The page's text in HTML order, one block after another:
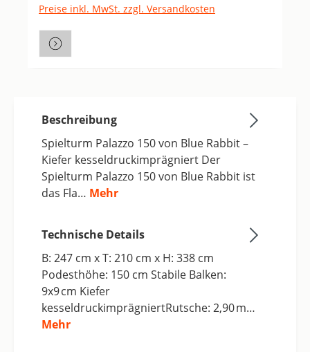
Preise inkl. MwSt. zzgl. Versandkosten
Beschreibung
Spielturm Palazzo 150 von Blue Rabbit –
Kiefer kesseldruckimprägniert Der
Spielturm Palazzo 150 von Blue Rabbit ist
das Fla… Mehr
Technische Details
B: 247 cm x T: 210 cm x H: 338 cm
Podesthöhe: 150 cm Stabile Balken:
9x9 cm Kiefer
kesseldruckimprägniertRutsche: 2,90 m…
Mehr